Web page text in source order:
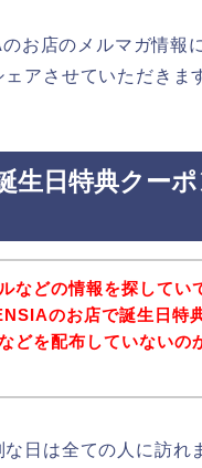
お店のメルマガ情報
アさせていただきま
生日特典クー
などの情報を探してい
のお店で誕生日特
どを配布していないの
日は全ての人に訪れ